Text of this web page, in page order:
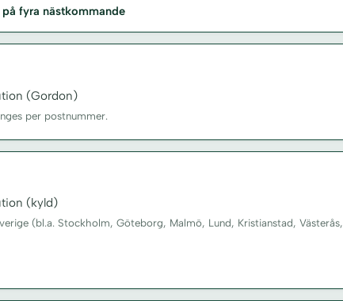
fyra nästkommande
(Gordon)
per postnummer.
(kyld)
(bl.a. Stockholm, Göteborg, Malmö, Lund, Kristianstad, Västerås,